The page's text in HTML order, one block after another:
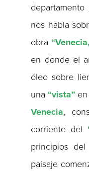
nos habla
obra
en donde el
óleo sobre
una“vista”
Venecia,
corriente del
principios
paisaje